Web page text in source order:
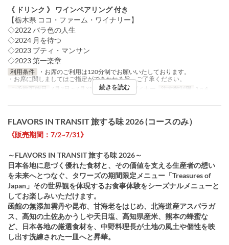
《 ドリンク 》 ワインペアリング 付き
【栃木県 ココ・ファーム・ワイナリー】
◇2022 バラ色の人生
◇2024 月を待つ
◇2023 プティ・マンサン
◇2023 第一楽章
利用条件
・お席のご利用は120分制でお願いいたしております。
・お席に関しましてはご指定ができかねる旨、ご了承ください。
ご予約可能日
7月2日 ~ 7月31日 食事時間 注文数制限 1 ~ 4
続きを読む
FLAVORS IN TRANSIT 旅する味 2026 (コースのみ）
《販売期間：7/2~7/31》
～FLAVORS IN TRANSIT 旅する味 2026～
日本各地に息づく優れた食材と、その価値を支える生産者の想い
を未来へとつなぐ、タワーズの期間限定メニュー「Treasures of
Japan」その世界観を体現するお食事体験をシーズナルメニューと
してお楽しみいただけます。
函館の無添加雲丹や昆布、甘海老をはじめ、北海道産アスパラガ
ス、高知の土佐あかうしや天日塩、高知県産米、熊本の蜂蜜な
ど、日本各地の厳選食材を、中野料理長が土地の風土や個性を映
し出す洗練された一皿へと昇華。